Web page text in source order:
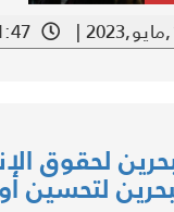
|
لحقوق
لتحسين